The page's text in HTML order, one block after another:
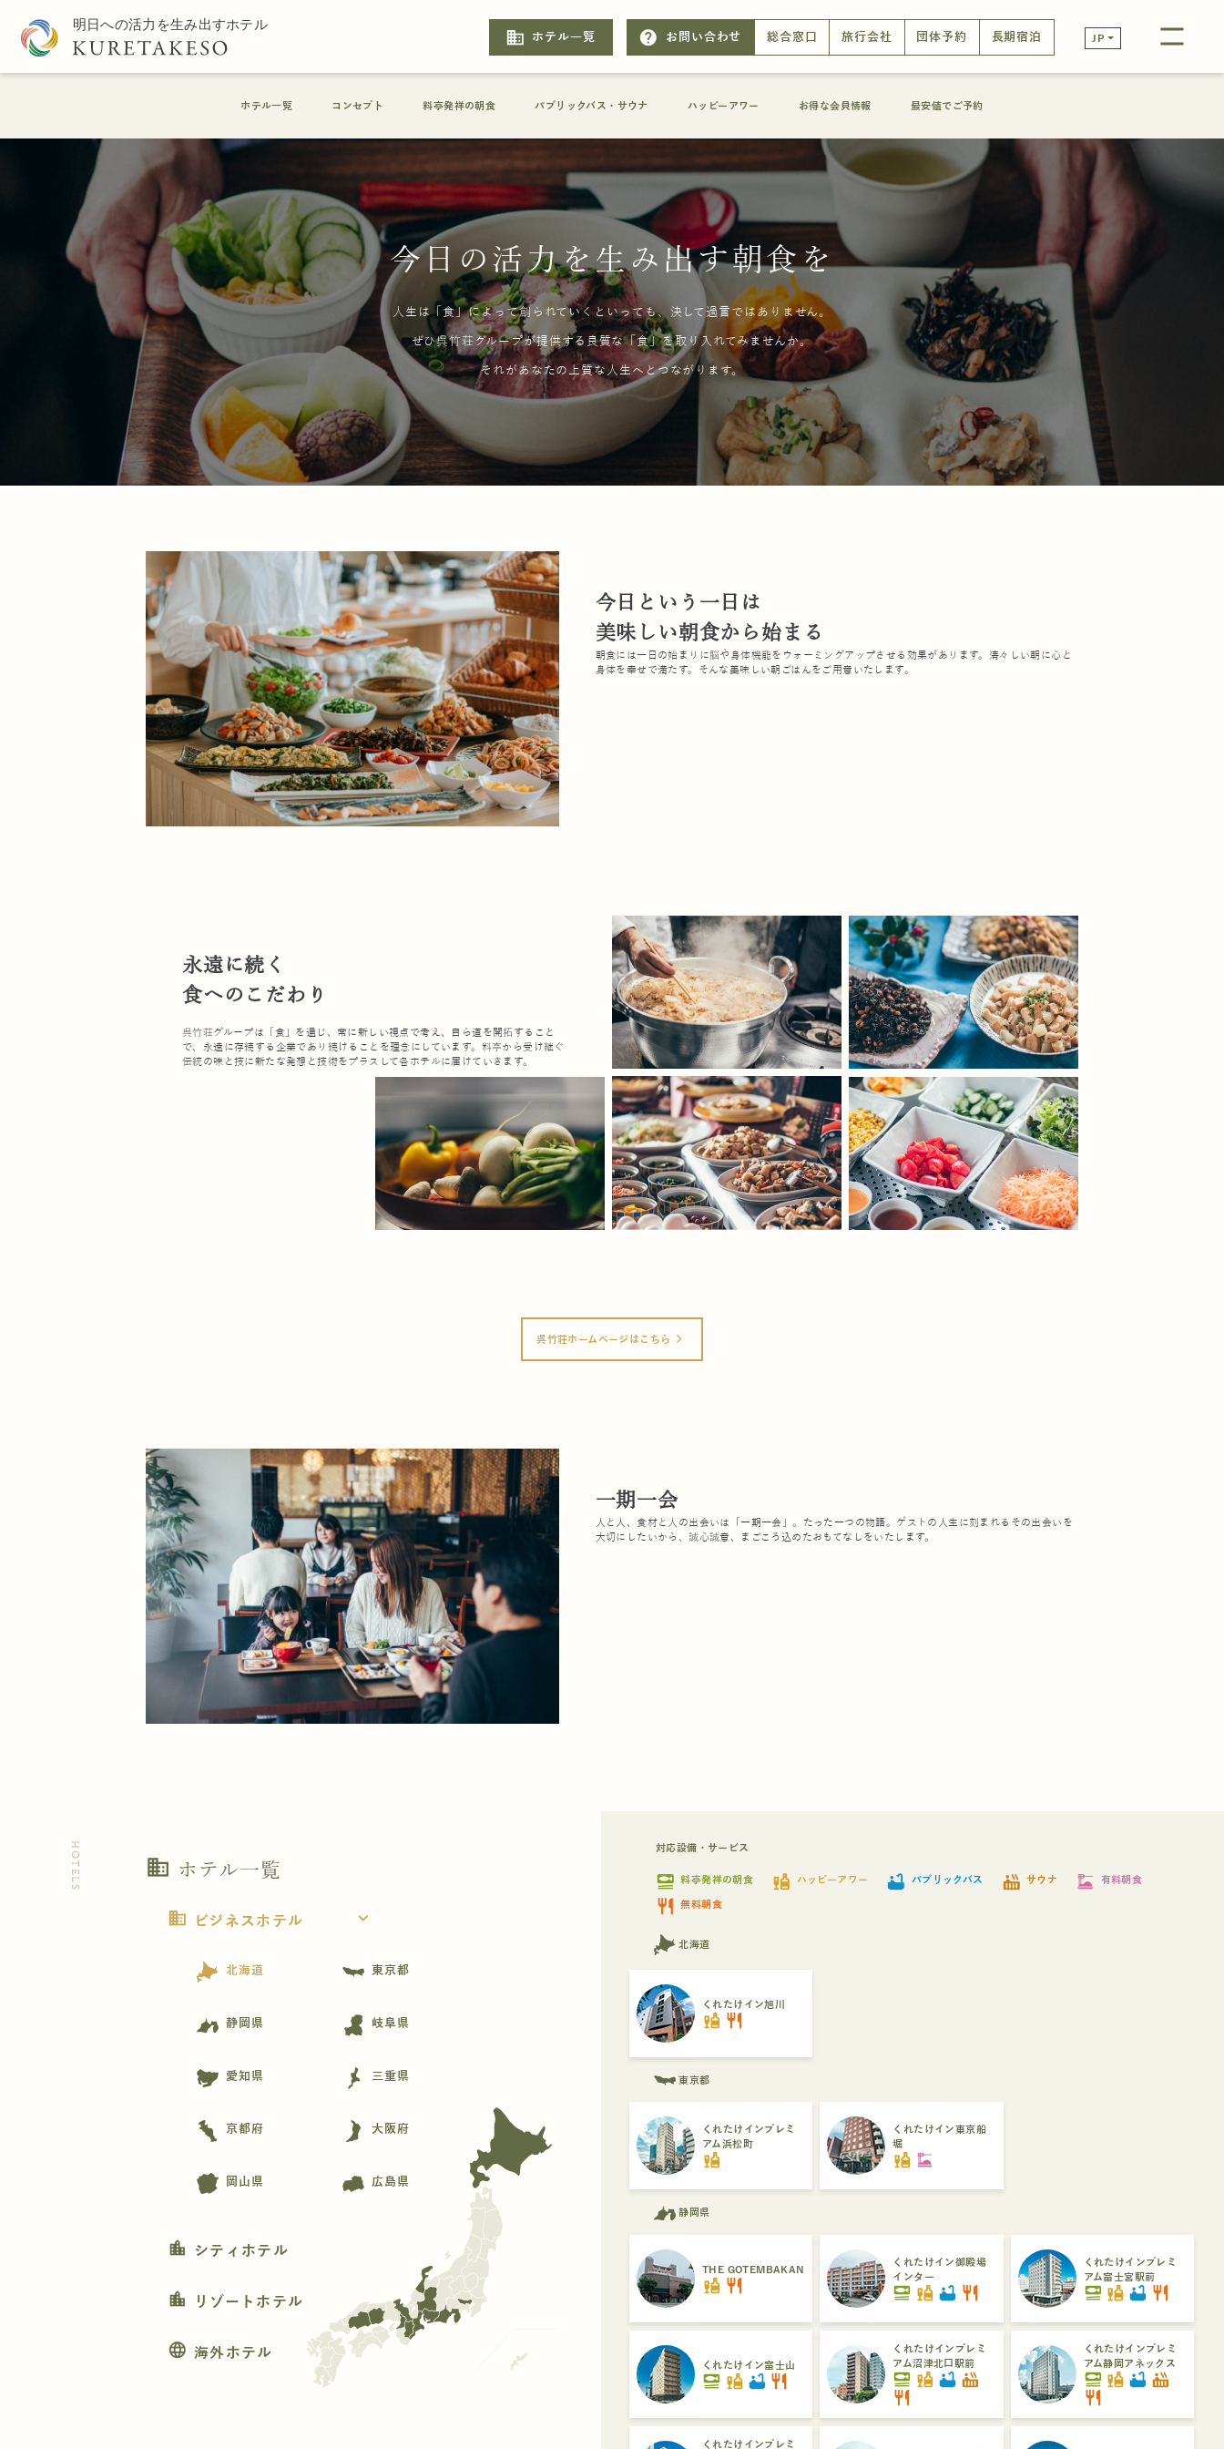
business ホテル一覧 help お問い合わせ 総合窓口 旅行会社 団体予約 長期宿泊 JP
ホテル一覧 コンセプト 料亭発祥の朝食 パブリックバス・サウナ ハッピーアワー お得な会員情報 最安値でご予約
今日の活力を生み出す朝食を
人生は「食」によって創られていくといっても、決して過言ではありません。
ぜひ呉竹荘グループが提供する良質な「食」を取り入れてみませんか。
それがあなたの上質な人生へとつながります。
今日という一日は
美味しい朝食から始まる
朝食には一日の始まりに脳や身体機能をウォーミングアップさせる効果があります。清々しい朝に心と
身体を幸せで満たす。そんな美味しい朝ごはんをご用意いたします。
永遠に続く
食へのこだわり
呉竹荘グループは「食」を通じ、常に新しい視点で考え、自ら道を開拓すること
で、永遠に存続する企業であり続けることを理念にしています。料亭から受け継ぐ
伝統の味と技に新たな発想と技術をプラスして各ホテルに届けていきます。
呉竹荘ホームページはこちら arrow_forward_ios
一期一会
人と人、食材と人の出会いは「一期一会」。たった一つの物語。ゲストの人生に刻まれるその出会いを
大切にしたいから、誠心誠意、まごころ込めたおもてなしをいたします。
HOTELS business ホテル一覧
business ビジネスホテル expand_more
北海道 東京都
静岡県 岐阜県
愛知県 三重県
京都府 大阪府
岡山県 広島県
location_city シティホテル
location_city リゾートホテル
language 海外ホテル
対応設備・サービス
set_meal 料亭発祥の朝食 liquor ハッピーアワー bathtub パブリックバス hot_tub サウナ dinner_dining 有料朝食
restaurant 無料朝食
北海道
くれたけイン旭川
liquor restaurant
東京都
くれたけインプレミ
アム浜松町
liquor
くれたけイン東京船
堀
liquor dinner_dining
静岡県
THE GOTEMBAKAN
liquor restaurant
くれたけイン御殿場
インター
set_meal liquor bathtub restaurant
くれたけインプレミ
アム富士宮駅前
set_meal liquor bathtub restaurant
くれたけイン富士山
set_meal liquor bathtub restaurant
くれたけインプレミ
アム沼津北口駅前
set_meal liquor bathtub hot_tub
restaurant
くれたけインプレミ
アム静岡アネックス
set_meal liquor bathtub hot_tub
restaurant
くれたけインプレミ